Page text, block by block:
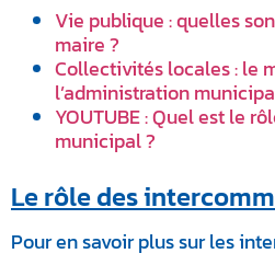
Vie publique : quelles
maire ?
Collectivités locales : le
l’administration
YOUTUBE : Quel est le
municipal ?
Le rôle des
Pour en savoir plus sur les